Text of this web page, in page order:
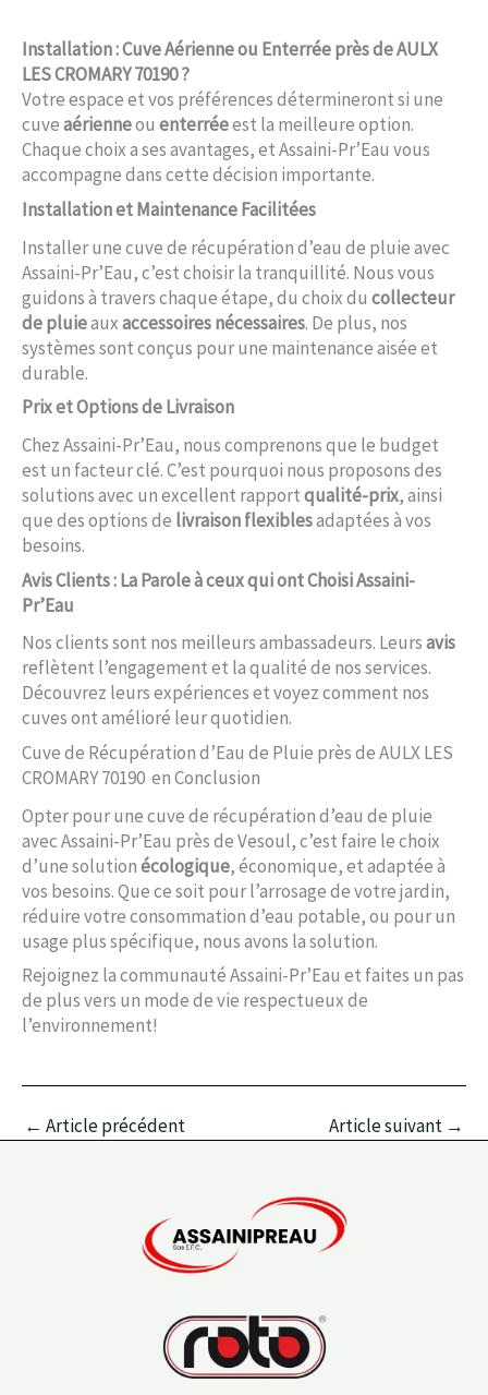
Installation : Cuve Aérienne ou Enterrée près de AULX
LES CROMARY 70190 ?
Votre espace et vos préférences détermineront si une
cuveaérienneou enterréeest la meilleure option.
Chaque choix a ses avantages, et Assaini-Pr’Eau vous
accompagne dans cette décision importante.
Installation et Maintenance Facilitées
Installer une cuve de récupération d’eau de pluie avec
Assaini-Pr’Eau, c’est choisir la tranquillité. Nous vous
guidons à travers chaque étape, du choix du collecteur
de pluieauxaccessoires nécessaires. De plus, nos
systèmes sont conçus pour une maintenance aisée et
durable.
Prix et Options de Livraison
Chez Assaini-Pr’Eau, nous comprenons que le budget
est un facteur clé. C’est pourquoi nous proposons des
solutions avec un excellent rapportqualité-prix, ainsi
que des options de livraison flexiblesadaptées à vos
besoins.
Avis Clients : La Parole à ceux qui ont Choisi Assaini-
Pr’Eau
Nos clients sont nos meilleurs ambassadeurs. Leursavis
reflètent l’engagement et la qualité de nos services.
Découvrez leurs expériences et voyez comment nos
cuves ont amélioré leur quotidien.
Cuve de Récupération d’Eau de Pluie près de AULX LES
CROMARY 70190 en Conclusion
Opter pour une cuve de récupération d’eau de pluie
avec Assaini-Pr’Eau près de Vesoul, c’est faire le choix
d’une solutionécologique, économique, et adaptée à
vos besoins. Que ce soit pour l’arrosage de votre jardin,
réduire votre consommation d’eau potable, ou pour un
usage plus spécifique, nous avons la solution.
Rejoignez la communauté Assaini-Pr’Eau et faites un pas
de plus vers un mode de vie respectueux de
l’environnement!
← Article précédent Article suivant →